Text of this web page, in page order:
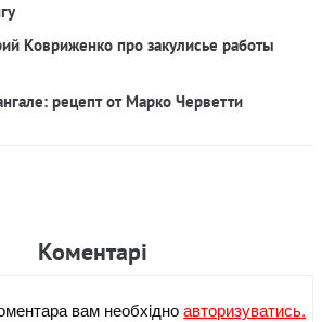
Ковриженко про закулисье работы
рецепт от Марко Черветти
Коментарi
вам необхiдноавторизуватись.